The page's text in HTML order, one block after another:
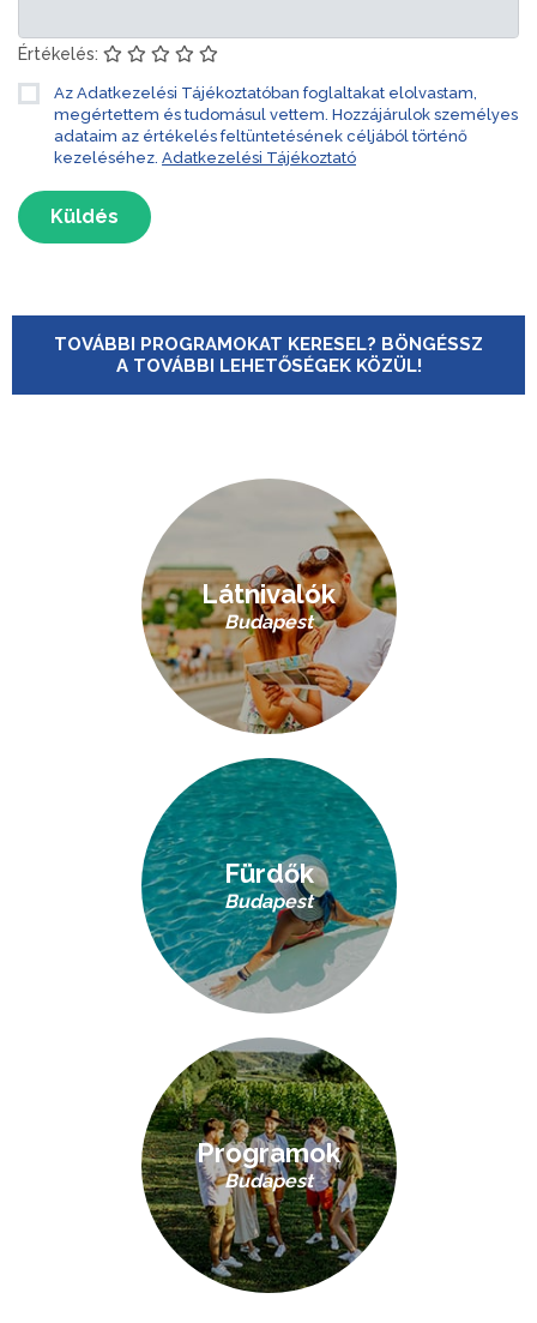
Értékelés:
Az Adatkezelési Tájékoztatóban foglaltakat elolvastam,
megértettem és tudomásul vettem. Hozzájárulok személyes
adataim az értékelés feltüntetésének céljából történő
kezeléséhez. Adatkezelési Tájékoztató
Küldés
TOVÁBBI PROGRAMOKAT KERESEL? BÖNGÉSSZ
A TOVÁBBI LEHETŐSÉGEK KÖZÜL!
Látnivalók
Budapest
Fürdők
Budapest
Programok
Budapest